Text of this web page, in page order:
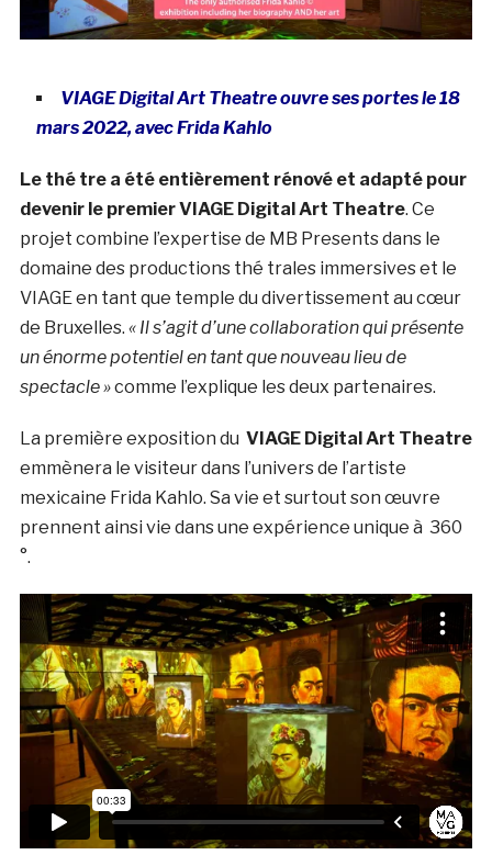
VIAGE Digital Art Theatre ouvre ses portes le 18
mars 2022, avec Frida Kahlo
Le thé tre a été entièrement rénové et adapté pour
devenir le premier VIAGE Digital Art Theatre. Ce
projet combine l’expertise de MB Presents dans le
domaine des productions thé trales immersives et le
VIAGE en tant que temple du divertissement au cœur
de Bruxelles. « Il s’agit d’une collaboration qui présente
un énorme potentiel en tant que nouveau lieu de
spectacle »comme l’explique les deux partenaires.
La première exposition du VIAGE Digital Art Theatre
emmènera le visiteur dans l’univers de l’artiste
mexicaine Frida Kahlo. Sa vie et surtout son œuvre
prennent ainsi vie dans une expérience unique à 360
°.